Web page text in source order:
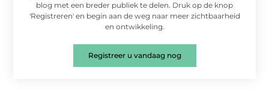
blog met een breder publiek te delen. Druk op de knop
'Registreren' en begin aan de weg naar meer zichtbaarheid
en ontwikkeling.
Registreer u vandaag nog